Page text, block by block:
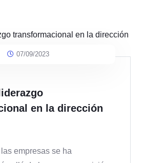
07/09/2023
en la dirección
empresas se ha